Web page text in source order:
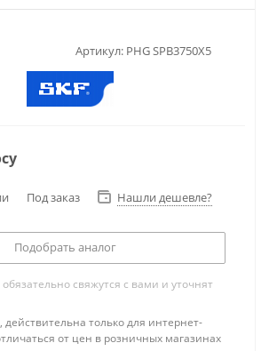
Артикул: PHG SPB3750X5
Под заказ Нашли дешевле?
Подобрать аналог
свяжутся с вами и уточнят
только для интернет-
от цен в розничных магазинах